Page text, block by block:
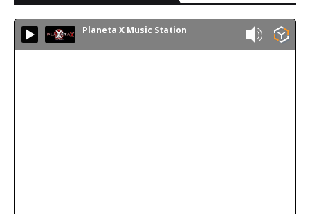
Planeta X Music Station